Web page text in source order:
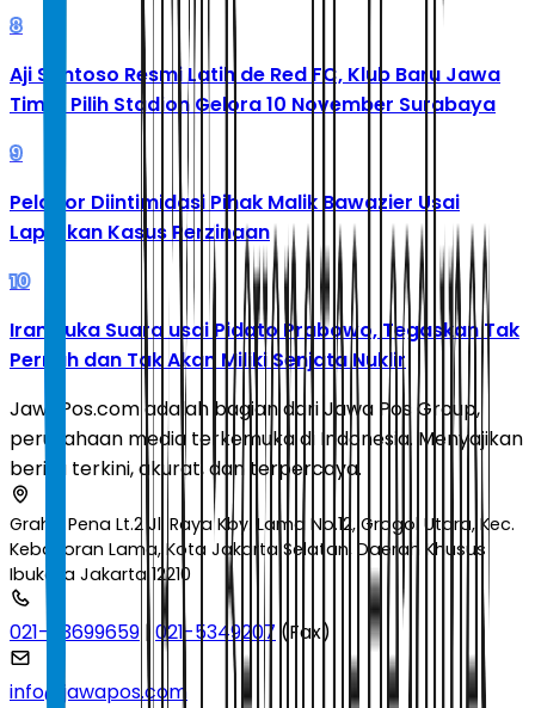
8
Aji Santoso Resmi Latih de Red FC, Klub Baru Jawa
Timur Pilih Stadion Gelora 10 November Surabaya
9
Pelapor Diintimidasi Pihak Malik Bawazier Usai
Laporkan Kasus Perzinaan
10
Iran Buka Suara usai Pidato Prabowo, Tegaskan Tak
Pernah dan Tak Akan Miliki Senjata Nuklir
JawaPos.com adalah bagian dari Jawa Pos Group,
perusahaan media terkemuka di Indonesia. Menyajikan
berita terkini, akurat, dan terpercaya.
Graha Pena Lt.2 Jl. Raya Kby. Lama No.12, Grogol Utara, Kec.
Kebayoran Lama, Kota Jakarta Selatan, Daerah Khusus
Ibukota Jakarta 12210
021-53699659 |021-5349207 (Fax)
info@jawapos.com